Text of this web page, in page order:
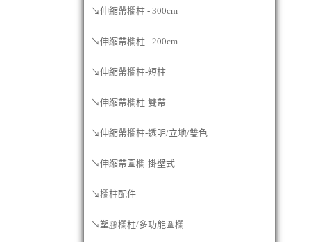
↘伸縮帶欄柱 - 300cm
↘伸縮帶欄柱 - 200cm
↘伸縮帶欄柱-短柱
↘伸縮帶欄柱-雙帶
↘伸縮帶欄柱-透明/立地/雙色
↘伸縮帶圍欄-掛壁式
↘欄柱配件
↘塑膠欄柱/多功能圍欄